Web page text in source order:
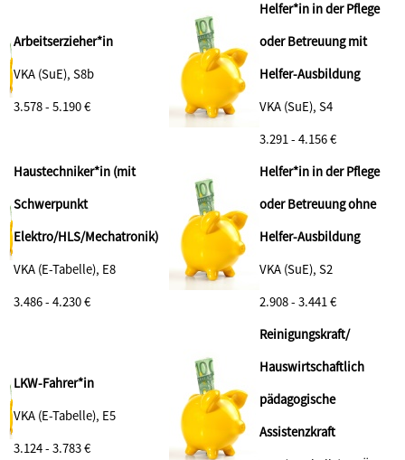
Arbeitserzieher*in
VKA (SuE), S8b
3.578 - 5.190 €
Helfer*in in der Pflege
oder Betreuung mit
Helfer-Ausbildung
VKA (SuE), S4
3.291 - 4.156 €
Haustechniker*in (mit
Schwerpunkt
Elektro/HLS/Mechatronik)
VKA (E-Tabelle), E8
3.486 - 4.230 €
Helfer*in in der Pflege
oder Betreuung ohne
Helfer-Ausbildung
VKA (SuE), S2
2.908 - 3.441 €
LKW-Fahrer*in
VKA (E-Tabelle), E5
3.124 - 3.783 €
Reinigungskraft/
Hauswirtschaftlich
pädagogische
Assistenzkraft